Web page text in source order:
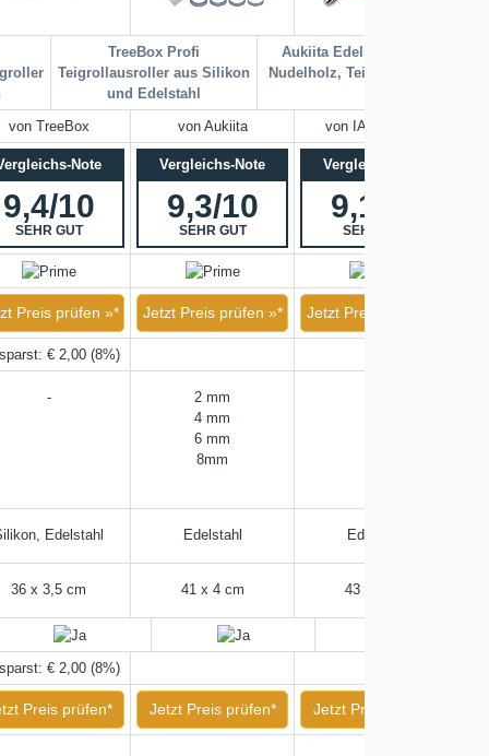
TreeBox Profi
Teigrollausroller aus Silikon
und Edelstahl
Aukiita Edelstahl
Nudelholz, Teigroller
von TreeBox von Aukiita von IAGORYUE
Note
9,4/10
SEHR GUT
Vergleichs-Note
9,3/10
SEHR GUT
Vergleichs-Note
9,1/10
SEHR GUT
Preis prüfen »* Jetzt Preis prüfen »* Jetzt Preis prüfen »*
€ 2,00 (8%)
-
2 mm
4 mm
6 mm
8mm
Edelstahl Edelstahl Edelstahl
36 x 3,5 cm 41 x 4 cm 43 x 5 cm
€ 2,00 (8%)
Preis prüfen* Jetzt Preis prüfen* Jetzt Preis prüfen*